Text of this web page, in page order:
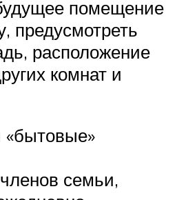
помещение
предусмотреть
расположение
комнат и
«бытовые»
семьи,